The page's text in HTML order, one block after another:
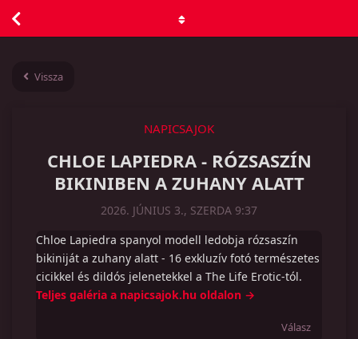
Vissza
NAPICSAJOK
CHLOE LAPIEDRA - RÓZSASZÍN
BIKINIBEN A ZUHANY ALATT
2026. JÚNIUS 3., SZERDA 9:37
Chloe Lapiedra spanyol modell ledobja rózsaszín
bikiniját a zuhany alatt - 16 exkluzív fotó természetes
cicikkel és dildós jelenetekkel a The Life Erotic-tól.
Teljes galéria a napicsajok.hu oldalon →
Válasz